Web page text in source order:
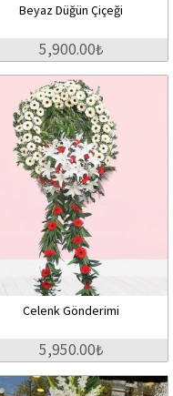
Beyaz Düğün Çiçeği
5,900.00₺
Celenk Gönderimi
5,950.00₺